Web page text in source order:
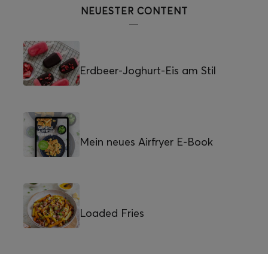
NEUESTER CONTENT
Erdbeer-Joghurt-Eis am Stil
Mein neues Airfryer E-Book
Loaded Fries